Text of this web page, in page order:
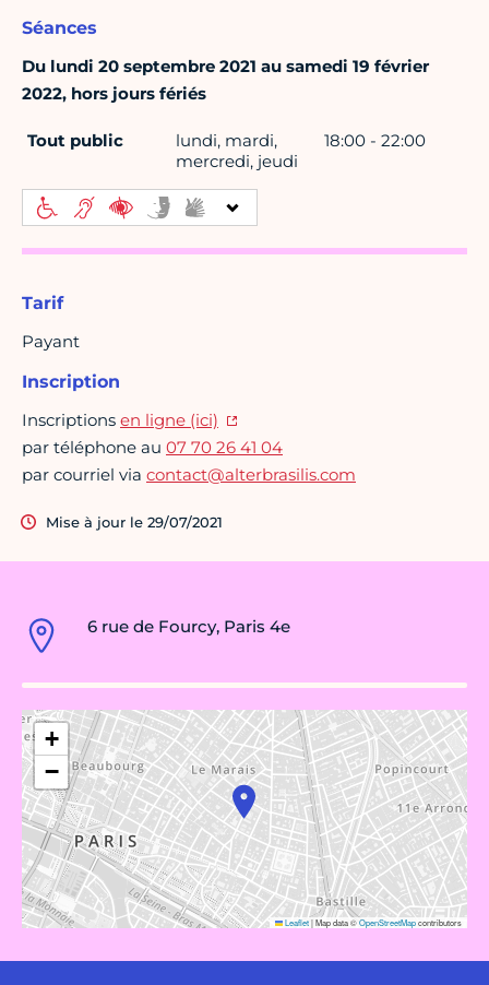
6 rue de Fourcy, Paris 4e
+
−
Leaflet|Map data ©OpenStreetMapcontributors
Séances
Du lundi 20 septembre 2021 au samedi 19 février
2022, hors jours fériés
Tout public
lundi, mardi,
mercredi, jeudi
18:00 - 22:00
Tarif
Payant
Inscription
Inscriptions en ligne (ici)
par téléphone au 07 70 26 41 04
par courriel via contact@alterbrasilis.com
Mise à jour le 29/07/2021